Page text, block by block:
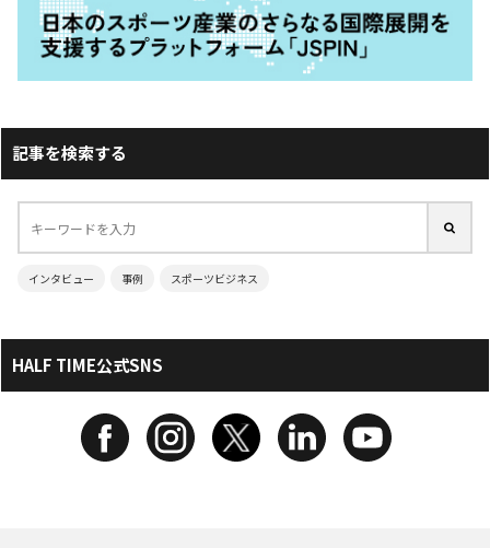
記事を検索する
インタビュー 事例 スポーツビジネス
HALF TIME公式SNS